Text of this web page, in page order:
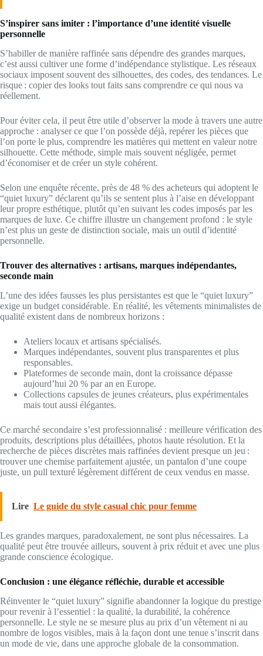
S’inspirer sans imiter : l’importance d’une identité visuelle
personnelle
S’habiller de manière raffinée sans dépendre des grandes marques,
c’est aussi cultiver une forme d’indépendance stylistique. Les réseaux
sociaux imposent souvent des silhouettes, des codes, des tendances. Le
risque : copier des looks tout faits sans comprendre ce qui nous va
réellement.
Pour éviter cela, il peut être utile d’observer la mode à travers une autre
approche : analyser ce que l’on possède déjà, repérer les pièces que
l’on porte le plus, comprendre les matières qui mettent en valeur notre
silhouette. Cette méthode, simple mais souvent négligée, permet
d’économiser et de créer un style cohérent.
Selon une enquête récente, près de 48 % des acheteurs qui adoptent le
“quiet luxury” déclarent qu’ils se sentent plus à l’aise en développant
leur propre esthétique, plutôt qu’en suivant les codes imposés par les
marques de luxe. Ce chiffre illustre un changement profond : le style
n’est plus un geste de distinction sociale, mais un outil d’identité
personnelle.
Trouver des alternatives : artisans, marques indépendantes,
seconde main
L’une des idées fausses les plus persistantes est que le “quiet luxury”
exige un budget considérable. En réalité, les vêtements minimalistes de
qualité existent dans de nombreux horizons :
Ateliers locaux et artisans spécialisés.
Marques indépendantes, souvent plus transparentes et plus
responsables.
Plateformes de seconde main, dont la croissance dépasse
aujourd’hui 20 % par an en Europe.
Collections capsules de jeunes créateurs, plus expérimentales
mais tout aussi élégantes.
Ce marché secondaire s’est professionnalisé : meilleure vérification des
produits, descriptions plus détaillées, photos haute résolution. Et la
recherche de pièces discrètes mais raffinées devient presque un jeu :
trouver une chemise parfaitement ajustée, un pantalon d’une coupe
juste, un pull texturé légèrement différent de ceux vendus en masse.
Lire Le guide du style casual chic pour femme
Les grandes marques, paradoxalement, ne sont plus nécessaires. La
qualité peut être trouvée ailleurs, souvent à prix réduit et avec une plus
grande conscience écologique.
Conclusion : une élégance réfléchie, durable et accessible
Réinventer le “quiet luxury” signifie abandonner la logique du prestige
pour revenir à l’essentiel : la qualité, la durabilité, la cohérence
personnelle. Le style ne se mesure plus au prix d’un vêtement ni au
nombre de logos visibles, mais à la façon dont une tenue s’inscrit dans
un mode de vie, dans une approche globale de la consommation.